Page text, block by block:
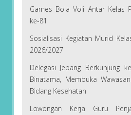
Games Bola Voli Antar Kelas
ke-81
Sosialisasi Kegiatan Murid
2026/2027
Delegasi Jepang Berkunjung
Binatama, Membuka
Bidang Kesehatan
Lowongan Kerja Guru